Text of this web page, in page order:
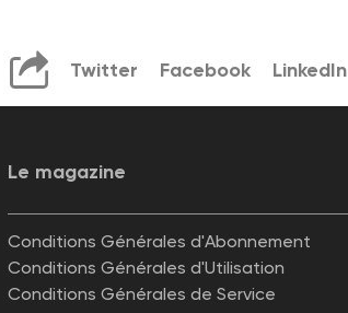
Twitter Facebook LinkedIn
Le magazine
Conditions Générales d'Abonnement
Conditions Générales d'Utilisation
Conditions Générales de Service